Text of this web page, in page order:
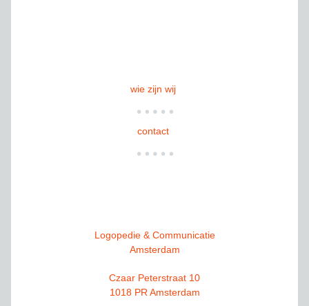
wie zijn wij
contact
Logopedie & Communicatie
Amsterdam
Czaar Peterstraat 10
1018 PR Amsterdam